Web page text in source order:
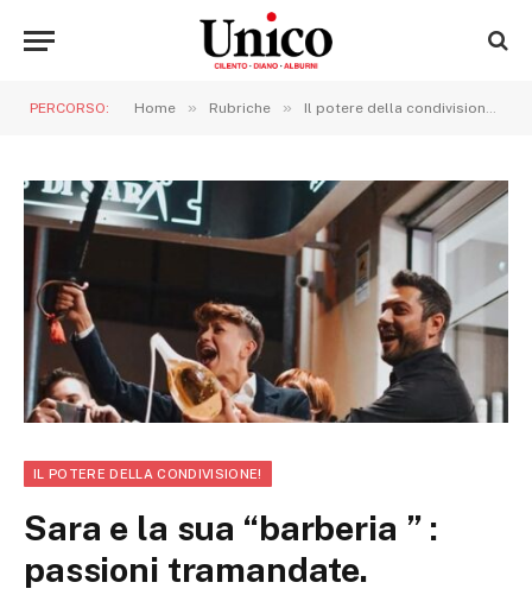
PERCORSO: Home » Rubriche » Il potere della condivisione!
IL POTERE DELLA CONDIVISIONE!
Sara e la sua “barberia ” :
passioni tramandate.